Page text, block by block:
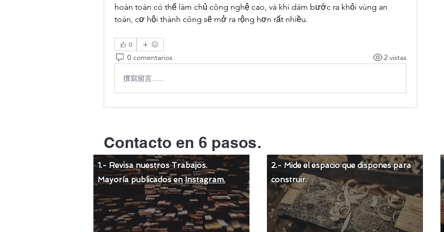
hoàn toàn có thể làm chủ công nghệ cao, và khi dám bước ra khỏi vùng an
toàn, cơ hội thành công sẽ mở ra rộng hơn rất nhiều.
0
0 comentarios 2 vistas
撰寫留言......
Contacto en 6 pasos.
1.- Revisa nuestros Trabajos.
Mayoría publicados enInstagram.
2.- Mide el espacio que dispones para
construir.